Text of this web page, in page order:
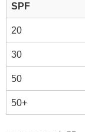
SPF
20
30
50
50+